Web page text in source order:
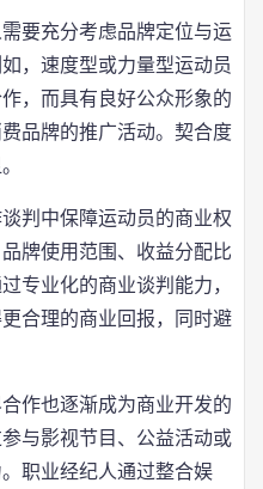
要充分考虑品牌定位与运
，速度型或力量型运动员
，而具有良好公众形象的
品牌的推广活动。契合度
判中保障运动员的商业权
牌使用范围、收益分配比
专业化的商业谈判能力，
合理的商业回报，同时避
作也逐渐成为商业开发的
与影视节目、公益活动或
职业经纪人通过整合娱